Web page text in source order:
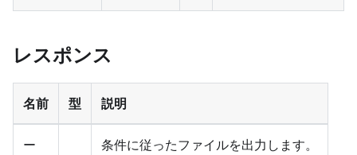
レスポンス
名前 型 説明
ー 条件に従ったファイルを出力します。